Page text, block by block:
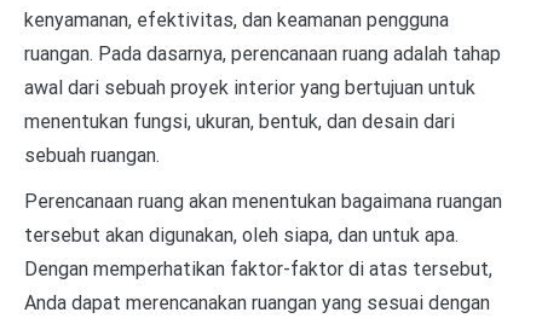
kenyamanan, efektivitas, dan keamanan pengguna
ruangan. Pada dasarnya, perencanaan ruang adalah tahap
awal dari sebuah proyek interior yang bertujuan untuk
menentukan fungsi, ukuran, bentuk, dan desain dari
sebuah ruangan.
Perencanaan ruang akan menentukan bagaimana ruangan
tersebut akan digunakan, oleh siapa, dan untuk apa.
Dengan memperhatikan faktor-faktor di atas tersebut,
Anda dapat merencanakan ruangan yang sesuai dengan